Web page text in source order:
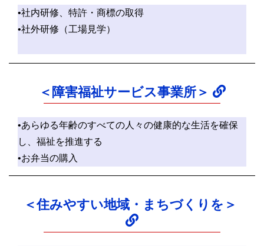
•社内研修、特許・商標の取得
•社外研修（工場見学）
＜障害福祉サービス事業所＞
•あらゆる年齢のすべての人々の健康的な生活を確保
し、福祉を推進する
•お弁当の購入
＜住みやすい地域・まちづくりを＞